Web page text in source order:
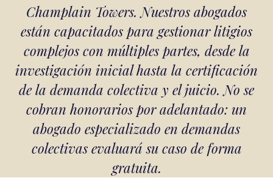
Champlain Towers. Nuestros abogados
están capacitados para gestionar litigios
complejos con múltiples partes, desde la
investigación inicial hasta la certificación
de la demanda colectiva y el juicio. No se
cobran honorarios por adelantado: un
abogado especializado en demandas
colectivas evaluará su caso de forma
gratuita.